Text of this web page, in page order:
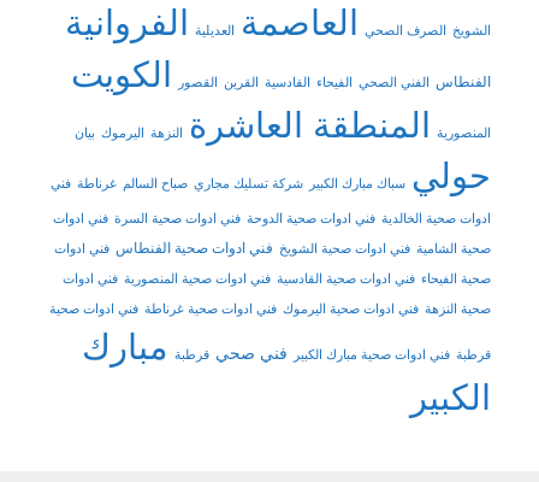
الشويخ الصرف الصحي العاصمة العديلية الفروانية
الفنطاس الفني الصحي الفيحاء القادسية القرين القصور الكويت
المنصورية المنطقة العاشرة النزهة اليرموك بيان
حولي سباك مبارك الكبير شركة تسليك مجاري صباح السالم غرناطة فني
ادوات صحية الخالدية فني ادوات صحية الدوحة فني ادوات صحية السرة فني ادوات
صحية الشامية فني ادوات صحية الشويخ فني ادوات صحية الفنطاس فني ادوات
صحية الفيحاء فني ادوات صحية القادسية فني ادوات صحية المنصورية فني ادوات
صحية النزهة فني ادوات صحية اليرموك فني ادوات صحية غرناطة فني ادوات صحية
قرطبة فني ادوات صحية مبارك الكبير فني صحي قرطبة مبارك
الكبير